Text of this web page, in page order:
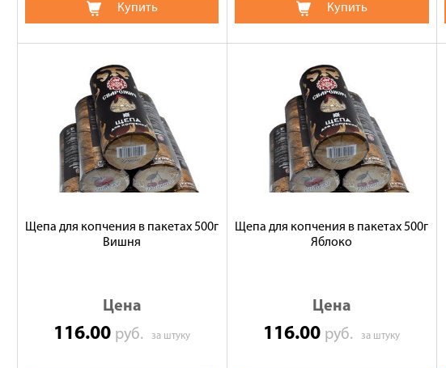
Купить Купить
Щепа для копчения в пакетах 500г
Вишня
Цена
116.00 руб.за штуку
Щепа для копчения в пакетах 500г
Яблоко
Цена
116.00 руб.за штуку